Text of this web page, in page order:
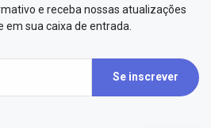
e receba nossas atualizações
sua caixa de entrada.
Se inscrever